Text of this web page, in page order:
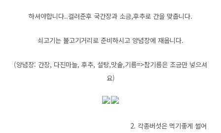
하셔야합니다..걸러준후 국간장과 소금,후추로 간을 맞춥니다.
쇠고기는 불고기거리로 준비하시고 양념장에 재웁니다.
(양념장: 간장, 다진마늘, 후추, 설탕,맛술,기름=>참기름은 조금만 넣으셔
요)
2. 각종버섯은 먹기좋게 썰어